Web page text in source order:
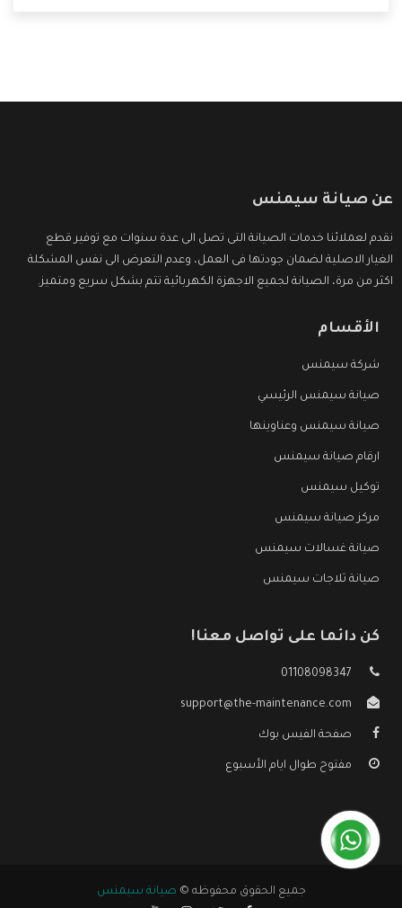
عن صيانة سيمنس
نقدم لعملائنا خدمات الصيانة التى تصل الى عدة سنوات مع توفير قطع
الغيار الاصلية لضمان جودتها فى العمل، وعدم التعرض الى نفس المشكلة
اكثر من مرة، الصيانة لجميع الاجهزة الكهربائية تتم بشكل سريع ومتميز.
الأقسام
شركة سيمنس
صيانة سيمنس الرئيسي
صيانة سيمنس وعناوينها
ارقام صيانة سيمنس
توكيل سيمنس
مركز صيانة سيمنس
صيانة غسالات سيمنس
صيانة ثلاجات سيمنس
كن دائما على تواصل معنا!
01108098347
support@the-maintenance.com
صفحة الفيس بوك
مفتوح طوال ايام الأسبوع
جميع الحقوق محفوظه © صيانة سيمنس